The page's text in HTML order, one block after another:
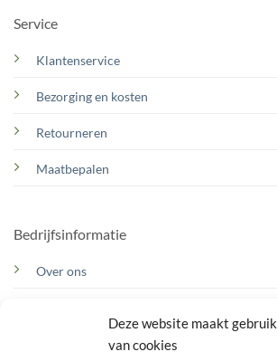
Deze website maakt gebruik
van cookies
Service
Klantenservice
Bezorging en kosten
Retourneren
Maatbepalen
Bedrijfsinformatie
Over ons